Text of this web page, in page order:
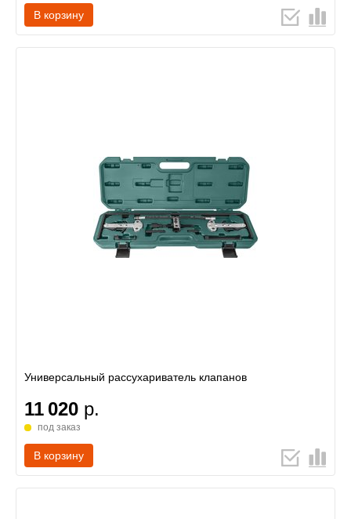
В корзину
Универсальный рассухариватель клапанов
11 020 р.
под заказ
В корзину